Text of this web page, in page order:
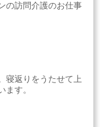
の訪問介護のお仕事
寝返りをうたせて上
ます。